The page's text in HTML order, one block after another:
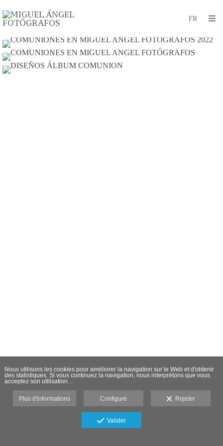
Nous utilisons les cookies pour améliorer la navigation sur le Web et d'obtenir
des statistiques. Si vous continuez la navigation, nous interprétons que vous
acceptez son utilisation. .
Plus d'informations Configuré Rejeter
Valider